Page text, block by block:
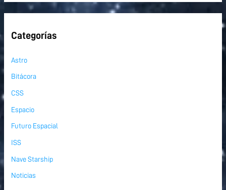
Categorías
Astro
Bitácora
CSS
Espacio
Futuro Espacial
ISS
Nave Starship
Noticias